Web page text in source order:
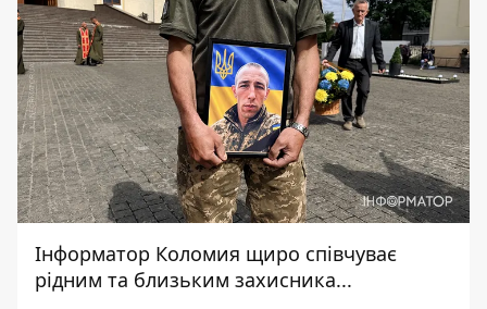
Інформатор Коломия щиро співчуває
рідним та близьким захисника...